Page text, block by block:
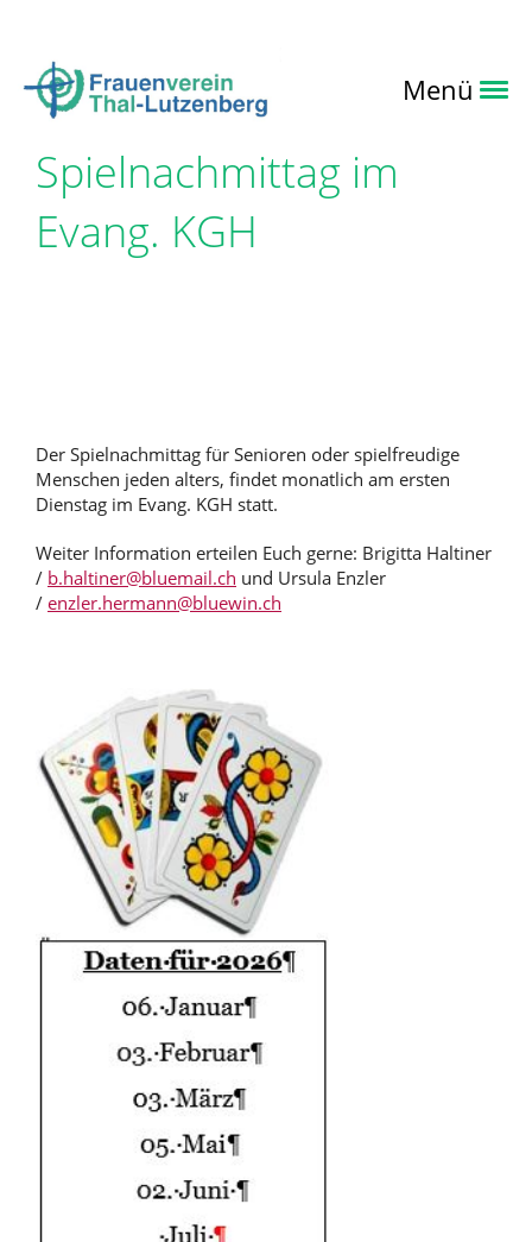
Menü
Spielnachmittag im
Evang. KGH
Der Spielnachmittag für Senioren oder spielfreudige
Menschen jeden alters, findet monatlich am ersten
Dienstag im Evang. KGH statt.
Weiter Information erteilen Euch gerne: Brigitta Haltiner
/ b.haltiner@bluemail.ch und Ursula Enzler
/ enzler.hermann@bluewin.ch